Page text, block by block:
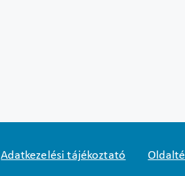
Adatkezelési tájékoztató